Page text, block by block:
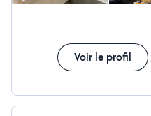
Voir le profil